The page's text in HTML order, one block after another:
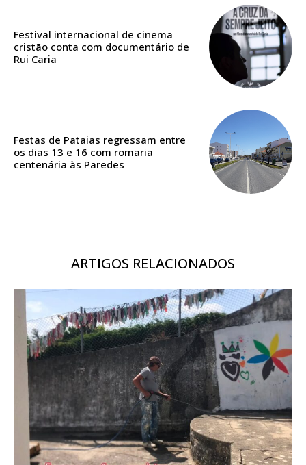
Edição em papel entregue à Quinta-feira em sua
Acesso ao conteúdo online
Acesso aos conteúdos Exclusivos para
16€
12 meses
Acesso ao conteúdo online
Acesso aos conteúdos Exclusivos para
assinantes
Ofertas para assinatura anual
Escolha o plano
Festival internacional de cinema
cristão conta com documentário de
Rui Caria
Festas de Pataias regressam entre
os dias 13 e 16 com romaria
centenária às Paredes
ARTIGOS RELACIONADOS